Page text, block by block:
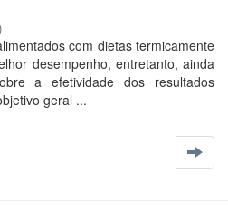
com dietas termicamente
desempenho, entretanto, ainda
a efetividade dos resultados
geral ...